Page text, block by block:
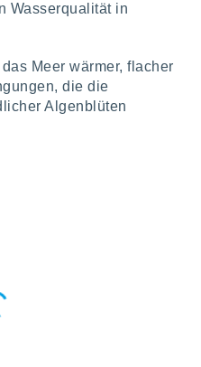
Wasserqualität in
Meer wärmer, flacher
die die
Algenblüten